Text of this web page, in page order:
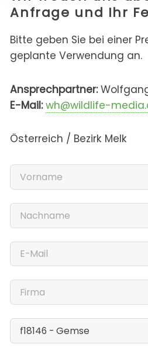
Anfrage und Ihr
Bitte geben Sie bei einer
geplante Verwendung an.
Ansprechpartner:
E-Mail: wh@wildlife-
Österreich / Bezirk Melk